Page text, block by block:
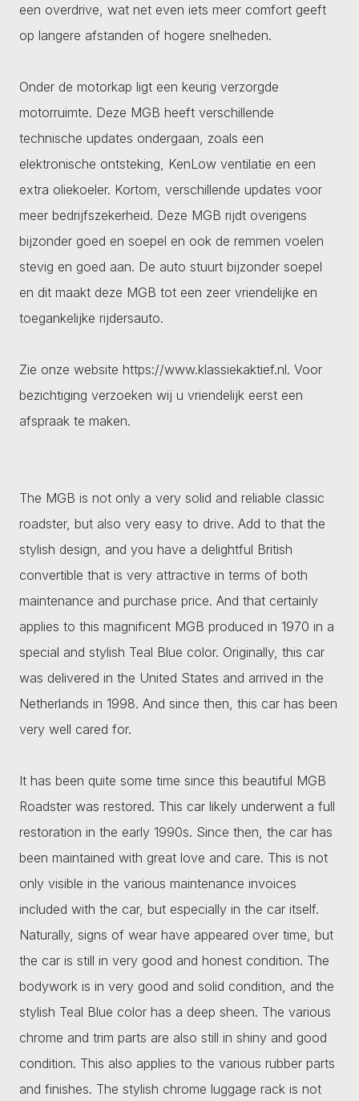
een overdrive, wat net even iets meer comfort geeft
op langere afstanden of hogere snelheden.
Onder de motorkap ligt een keurig verzorgde
motorruimte. Deze MGB heeft verschillende
technische updates ondergaan, zoals een
elektronische ontsteking, KenLow ventilatie en een
extra oliekoeler. Kortom, verschillende updates voor
meer bedrijfszekerheid. Deze MGB rijdt overigens
bijzonder goed en soepel en ook de remmen voelen
stevig en goed aan. De auto stuurt bijzonder soepel
en dit maakt deze MGB tot een zeer vriendelijke en
toegankelijke rijdersauto.
Zie onze website https://www.klassiekaktief.nl. Voor
bezichtiging verzoeken wij u vriendelijk eerst een
afspraak te maken.
The MGB is not only a very solid and reliable classic
roadster, but also very easy to drive. Add to that the
stylish design, and you have a delightful British
convertible that is very attractive in terms of both
maintenance and purchase price. And that certainly
applies to this magnificent MGB produced in 1970 in a
special and stylish Teal Blue color. Originally, this car
was delivered in the United States and arrived in the
Netherlands in 1998. And since then, this car has been
very well cared for.
It has been quite some time since this beautiful MGB
Roadster was restored. This car likely underwent a full
restoration in the early 1990s. Since then, the car has
been maintained with great love and care. This is not
only visible in the various maintenance invoices
included with the car, but especially in the car itself.
Naturally, signs of wear have appeared over time, but
the car is still in very good and honest condition. The
bodywork is in very good and solid condition, and the
stylish Teal Blue color has a deep sheen. The various
chrome and trim parts are also still in shiny and good
condition. This also applies to the various rubber parts
and finishes. The stylish chrome luggage rack is not